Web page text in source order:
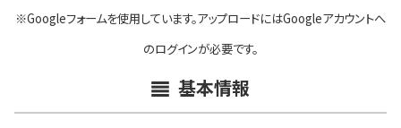
※Googleフォームを使用しています。アップロードにはGoogleアカウントへ
のログインが必要です。
基本情報